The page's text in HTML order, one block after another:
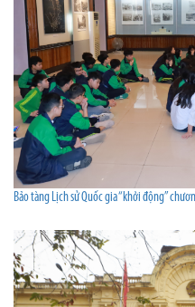
Bảo tàng Lịch sử Quốc gia “khởi động”